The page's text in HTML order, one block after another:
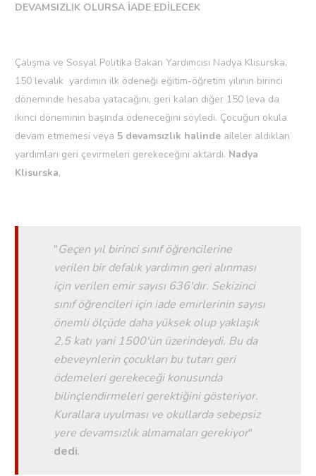
DEVAMSIZLIK OLURSA İADE EDİLECEK
Çalışma ve Sosyal Politika Bakan Yardımcısı Nadya Klisurska,
150 levalık yardımın ilk ödeneği eğitim-öğretim yılının birinci
döneminde hesaba yatacağını, geri kalan diğer 150 leva da
ikinci döneminin başında ödeneceğini söyledi. Çocuğun okula
devam etmemesi veya 5 devamsızlık halindeaileler aldıkları
yardımları geri çevirmeleri gerekeceğini aktardı. Nadya
Klisurska,
''Geçen yıl birinci sınıf öğrencilerine
verilen bir defalık yardımın geri alınması
için verilen emir sayısı 636'dır. Sekizinci
sınıf öğrencileri için iade emirlerinin sayısı
önemli ölçüde daha yüksek olup yaklaşık
2,5 katı yani 1500'ün üzerindeydi. Bu da
ebeveynlerin çocukları bu tutarı geri
ödemeleri gerekeceği konusunda
bilinçlendirmeleri gerektiğini gösteriyor.
Kurallara uyulması ve okullarda sebepsiz
yere devamsızlık almamaları gerekiyor''
dedi.